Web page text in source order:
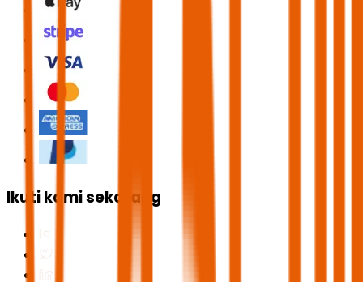
Ikuti kami sekarang